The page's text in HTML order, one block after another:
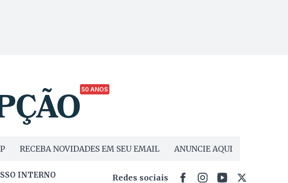
50 ANOS
RECEBA NOVIDADES EM SEU EMAIL ANUNCIE AQUI
INTERNO Redes sociais